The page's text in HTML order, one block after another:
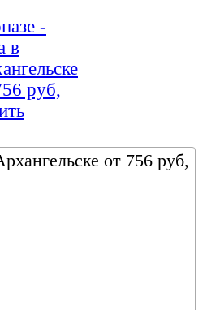
-
в
руб,
от 756 руб,